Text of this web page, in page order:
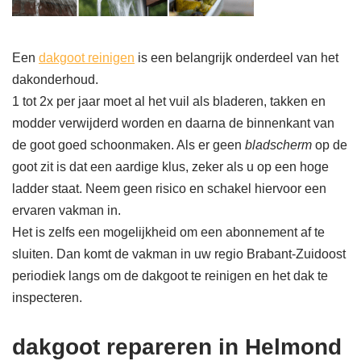
Een dakgoot reinigen is een belangrijk onderdeel van het
dakonderhoud.
1 tot 2x per jaar moet al het vuil als bladeren, takken en
modder verwijderd worden en daarna de binnenkant van
de goot goed schoonmaken. Als er geen bladscherm op de
goot zit is dat een aardige klus, zeker als u op een hoge
ladder staat. Neem geen risico en schakel hiervoor een
ervaren vakman in.
Het is zelfs een mogelijkheid om een abonnement af te
sluiten. Dan komt de vakman in uw regio Brabant-Zuidoost
periodiek langs om de dakgoot te reinigen en het dak te
inspecteren.
dakgoot repareren in Helmond